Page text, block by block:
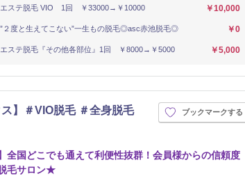
エステ脱毛 VIO 1回 ￥33000→￥10000 ￥10,000
”２度と生えてこない”一生もの脱毛◎asc赤池脱毛◎ ￥0
エステ脱毛『その他各部位』1回 ￥8000→￥5000 ￥5,000
】＃VIO脱毛 ＃全身脱毛 ブックマークする
全国どこでも通えて利便性抜群！会員様からの信頼度
毛サロン★